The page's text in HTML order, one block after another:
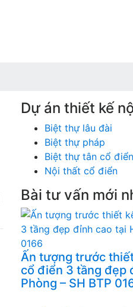
Dự án thiết kế
Biệt thự lâu đài
Biệt thự pháp
Biệt thự tân cổ điển
Nội thất cổ điển
Bài tư vấn mới
Ấn tượng trước
cổ điển 3 tầng đẹp
Phòng – SH BTP